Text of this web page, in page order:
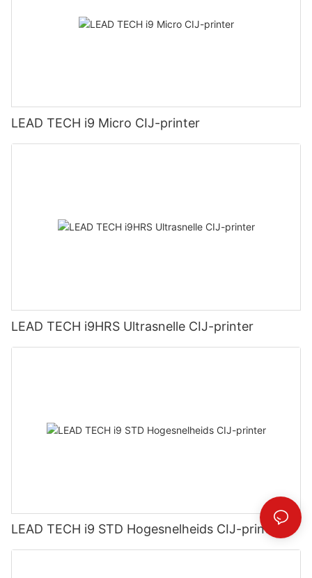
LEAD TECH i9 Micro CIJ-printer
LEAD TECH i9HRS Ultrasnelle CIJ-printer
LEAD TECH i9 STD Hogesnelheids CIJ-printer